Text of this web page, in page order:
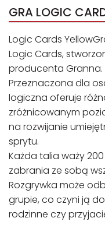
GRA LOGIC
Logic Cards
Logic Cards,
producenta Granna.
Przeznaczona dla
logiczna oferuje
zróżnicowanym
na rozwijanie
sprytu.
Każda talia waży
zabrania ze sobą
Rozgrywka może
grupie, co czyni ją
rodzinne czy